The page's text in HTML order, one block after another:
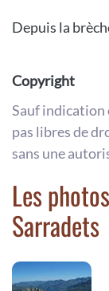
Depuis la
Copyright
Sauf indication
pas libres de
sans une
Les
Sarradets